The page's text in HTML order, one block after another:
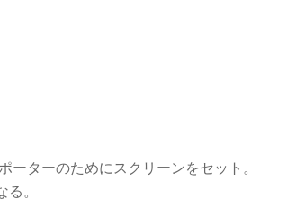
ターのためにスクリーンをセット。
。